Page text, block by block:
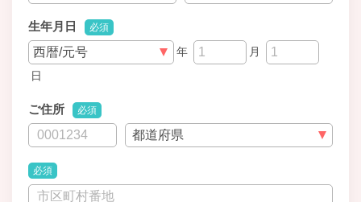
生年月日 必須
年
月
日
ご住所 必須
必須